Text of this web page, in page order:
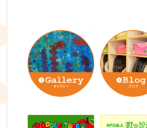
ビ
ゲ
ー
シ
ョ